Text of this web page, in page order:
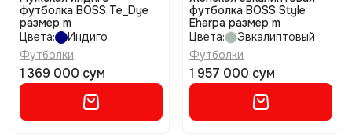
футболка BOSS Te_Dye
размер m
Цвета:
Индиго
Футболки
1 369 000 сум
футболка BOSS Style
Eharpa размер m
Цвета:
Эвкалиптовый
Футболки
1 957 000 сум